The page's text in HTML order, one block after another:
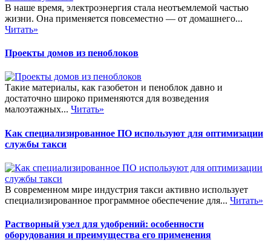
В наше время, электроэнергия стала неотъемлемой частью
жизни. Она применяется повсеместно — от домашнего...
Читать»
Проекты домов из пеноблоков
Такие материалы, как газобетон и пеноблок давно и
достаточно широко применяются для возведения
малоэтажных... Читать»
Как специализированное ПО используют для оптимизации
службы такси
В современном мире индустрия такси активно использует
специализированное программное обеспечение для... Читать»
Растворный узел для удобрений: особенности
оборудования и преимущества его применения